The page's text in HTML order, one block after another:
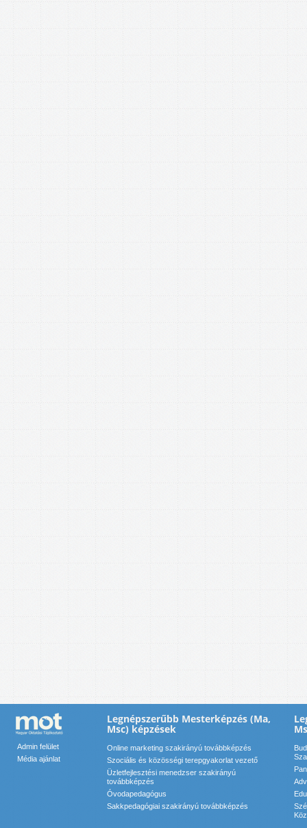
Admin felület
Média ajánlat
Legnépszerűbb Mesterképzés (Ma,
Msc) képzések
Online marketing szakirányú továbbképzés
Szociális és közösségi terepgyakorlat vezető
Üzletfejlesztési menedzser szakirányú
továbbképzés
Óvodapedagógus
Sakkpedagógiai szakirányú továbbképzés